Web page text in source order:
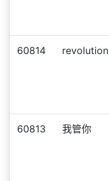
60814 revolution
60813 我管你